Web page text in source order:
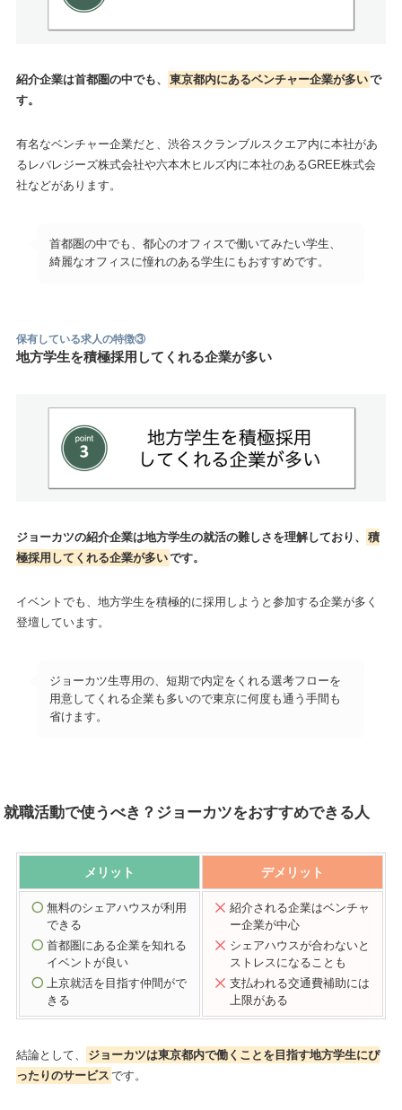
紹介企業は首都圏の中でも、 東京都内にあるベンチャー企業が多いで
す。
有名なベンチャー企業だと、渋谷スクランブルスクエア内に本社があ
るレバレジーズ株式会社や六本木ヒルズ内に本社のあるGREE株式会
社などがあります。
首都圏の中でも、都心のオフィスで働いてみたい学生、
綺麗なオフィスに憧れのある学生にもおすすめです。
保有している求人の特徴③
地方学生を積極採用してくれる企業が多い
ジョーカツの紹介企業は地方学生の就活の難しさを理解しており、
積
極採用してくれる企業が多いです。
イベントでも、地方学生を積極的に採用しようと参加する企業が多く
登壇しています。
ジョーカツ生専用の、短期で内定をくれる選考フローを
用意してくれる企業も多いので東京に何度も通う手間も
省けます。
就職活動で使うべき？ジョーカツをおすすめできる人
メリット デメリット
無料のシェアハウスが利用
できる
首都圏にある企業を知れる
イベントが良い
上京就活を目指す仲間がで
きる
紹介される企業はベンチャ
ー企業が中心
シェアハウスが合わないと
ストレスになることも
支払われる交通費補助には
上限がある
結論として、
ジョーカツは東京都内で働くことを目指す地方学生にぴ
ったりのサービス です。